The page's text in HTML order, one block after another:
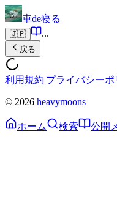
車de寝る
🇯🇵 ...
戻る
利用規約|プライバシーポ
© 2026 heavymoons
ホーム 検索 公開